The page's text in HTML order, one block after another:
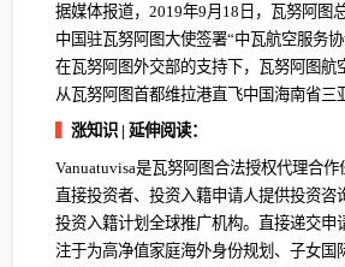
据媒体报道，2019年9月18日，瓦努阿图
中国驻瓦努阿图大使签署“中瓦航空服务协
在瓦努阿图外交部的支持下，瓦努阿图航
从瓦努阿图首都维拉港直飞中国海南省三
涨知识 | 延伸阅读：
Vanuatuvisa是瓦努阿图合法授权代理合
直接投资者、投资入籍申请人提供投资咨
投资入籍计划全球推广机构。直接递交申
注于为高净值家庭海外身份规划、子女国